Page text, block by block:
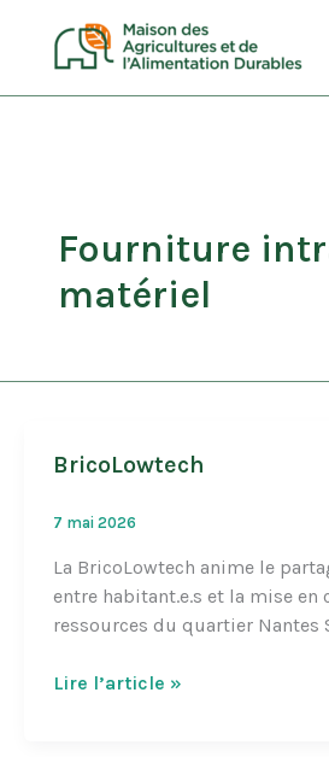
contenu
Fourniture
matériel
BricoLowtech
7 mai 2026
La BricoLowtech anime le
entre habitant.e.s et la mise en
ressources du quartier Nantes
BricoLowtech
Lire l’article »